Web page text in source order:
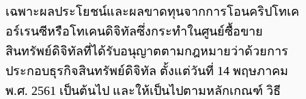
เฉพาะผลประโยชน์และผลขาดทุนจากการโอนคริปโทเค
อร์เรนซีหรือโทเคนดิจิทัลซึ่งกระทำในศูนย์ซื้อขาย
สินทรัพย์ดิจิทัลที่ได้รับอนุญาตตามกฎหมายว่าด้วยการ
ประกอบธุรกิจสินทรัพย์ดิจิทัล ตั้งแต่วันที่ 14 พฤษภาคม
พ.ศ. 2561 เป็นต้นไป และให้เป็นไปตามหลักเกณฑ์ วิธี